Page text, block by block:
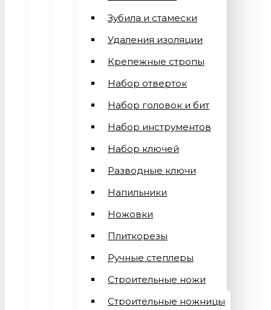
Зубила и стамески
Удаления изоляции
Крепежные стропы
Набор отверток
Набор головок и бит
Набор инструментов
Набор ключей
Разводные ключи
Напильники
Ножовки
Плиткорезы
Ручные степлеры
Строительные ножи
Строительные ножницы